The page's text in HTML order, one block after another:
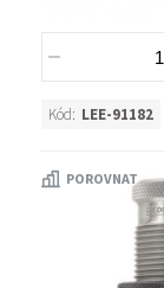
Kód: LEE-91182
POROVNAT